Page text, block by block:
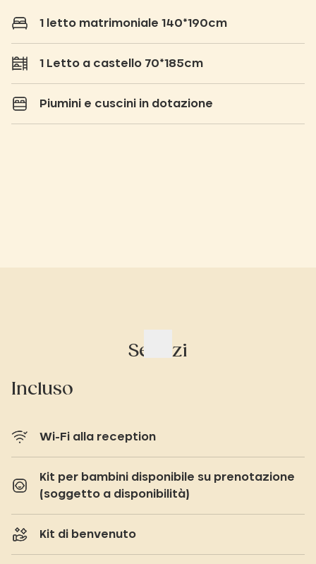
1 letto matrimoniale 140*190cm
1 Letto a castello 70*185cm
Piumini e cuscini in dotazione
Servizi
Incluso
Wi-Fi alla reception
Kit per bambini disponibile su prenotazione
(soggetto a disponibilità)
Kit di benvenuto